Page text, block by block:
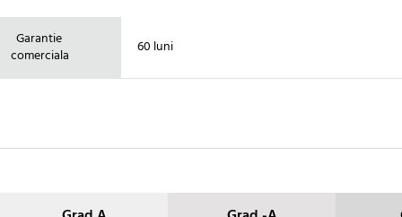
Garantie
comerciala
60 luni